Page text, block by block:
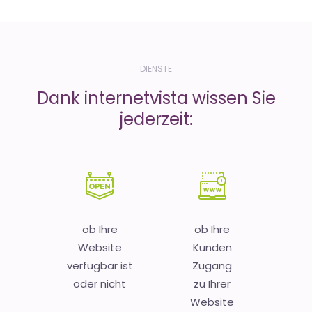
DIENSTE
Dank internetvista wissen Sie
jederzeit:
ob Ihre
Website
verfügbar ist
oder nicht
ob Ihre
Kunden
Zugang
zu Ihrer
Website